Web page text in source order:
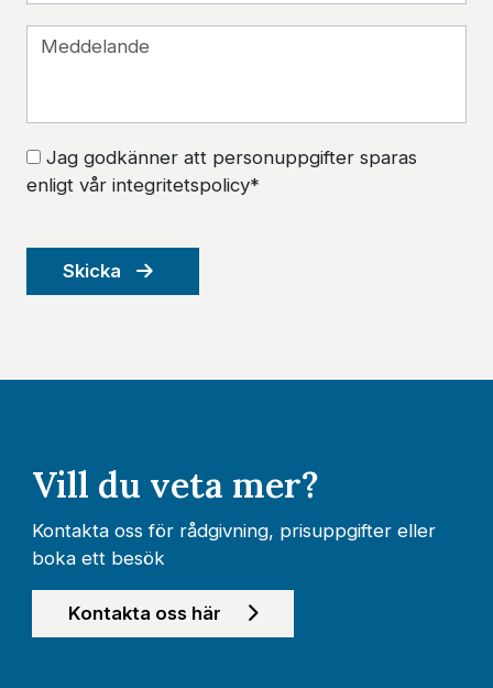
Jag godkänner att personuppgifter sparas
enligt vår integritetspolicy*
Skicka
Vill du veta mer?
Kontakta oss för rådgivning, prisuppgifter eller
boka ett besök
Kontakta oss här